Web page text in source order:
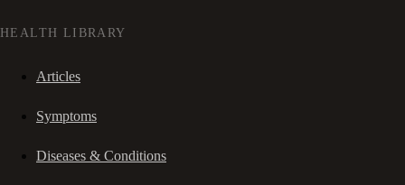
HEALTH LIBRARY
Articles
Symptoms
Diseases & Conditions